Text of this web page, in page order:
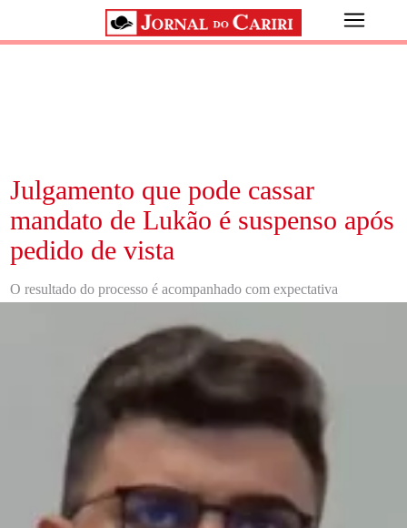
Julgamento que pode cassar
mandato de Lukão é suspenso após
pedido de vista
O resultado do processo é acompanhado com expectativa